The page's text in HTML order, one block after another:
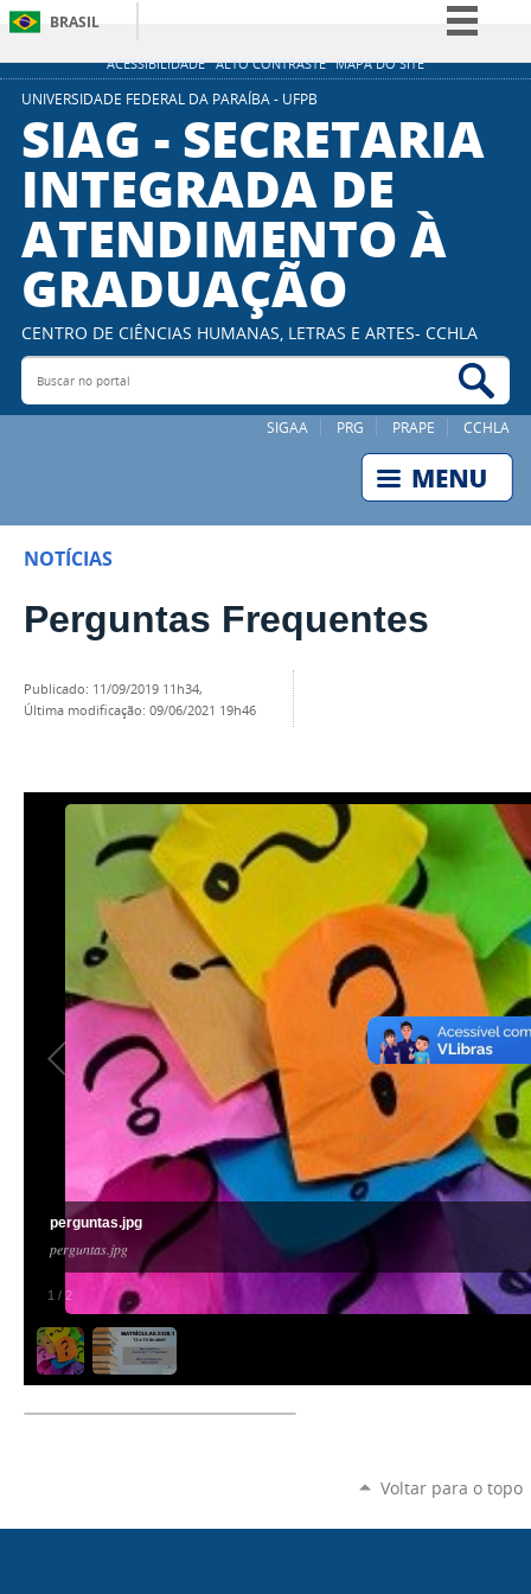
ACESSIBILIDADE ALTO CONTRASTE MAPA DO SITE
BRASIL
Simplifique!
Participe
Acesso à informação
Legislação
Canais
UNIVERSIDADE FEDERAL DA PARAÍBA - UFPB
SIAG - SECRETARIA
INTEGRADA DE
ATENDIMENTO À
GRADUAÇÃO
CENTRO DE CIÊNCIAS HUMANAS, LETRAS E ARTES- CCHLA
Buscar no portal
SIGAA PRG PRAPE CCHLA
NOTÍCIAS
Perguntas Frequentes
publicado: 11/09/2019 11h34,
última modificação: 09/06/2021 19h46
1 / 2
perguntas.jpg
perguntas.jpg
Voltar para o topo